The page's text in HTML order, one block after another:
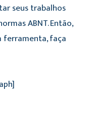
seus trabalhos
ABNT. Então,
ferramenta, faça